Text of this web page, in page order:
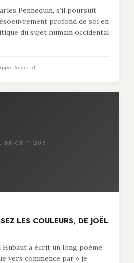
Pennequin, s’il poursuit
profond de soi en
du sujet humain occidental
Boisnard
LIBR-CRITIQUE
LES COULEURS, DE JOËL
Hubaut a écrit un long poème,
vers commence par « je